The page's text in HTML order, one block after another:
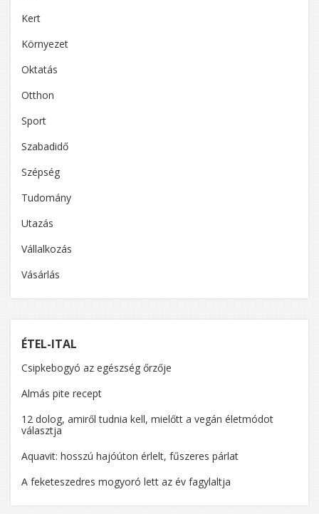
Kert
Környezet
Oktatás
Otthon
Sport
Szabadidő
Szépség
Tudomány
Utazás
Vállalkozás
Vásárlás
ÉTEL-ITAL
Csipkebogyó az egészség őrzője
Almás pite recept
12 dolog, amiről tudnia kell, mielőtt a vegán életmódot
választja
Aquavit: hosszú hajóúton érlelt, fűszeres párlat
A feketeszedres mogyoró lett az év fagylaltja